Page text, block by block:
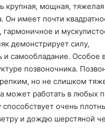
крупная, мощная, тяжелая
Он имеет почти
и
демонстрирует силу,
и самообладание. Особое
позвоночника.
но не слишком
может работать в любых
способствует очень
и дождю шерстяной